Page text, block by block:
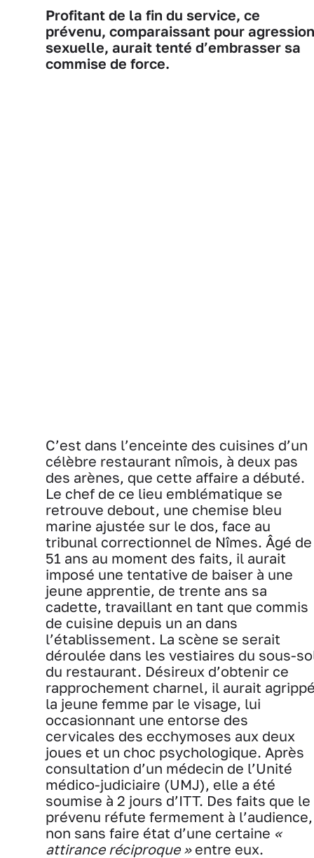
Profitant de la fin du service, ce
prévenu, comparaissant pour agression
sexuelle, aurait tenté d’embrasser sa
commise de force.
C’est dans l’enceinte des cuisines d’un
célèbre restaurant nîmois, à deux pas
des arènes, que cette affaire a débuté.
Le chef de ce lieu emblématique se
retrouve debout, une chemise bleu
marine ajustée sur le dos, face au
tribunal correctionnel de Nîmes. Âgé de
51 ans au moment des faits, il aurait
imposé une tentative de baiser à une
jeune apprentie, de trente ans sa
cadette, travaillant en tant que commis
de cuisine depuis un an dans
l’établissement. La scène se serait
déroulée dans les vestiaires du sous-
du restaurant. Désireux d’obtenir ce
rapprochement charnel, il aurait
la jeune femme par le visage, lui
occasionnant une entorse des
cervicales des ecchymoses aux deux
joues et un choc psychologique. Après
consultation d’un médecin de l’Unité
médico-judiciaire (UMJ), elle a été
soumise à 2 jours d’ITT. Des faits que le
prévenu réfute fermement à l’audience,
non sans faire état d’une certaine «
attirance réciproque »entre eux.